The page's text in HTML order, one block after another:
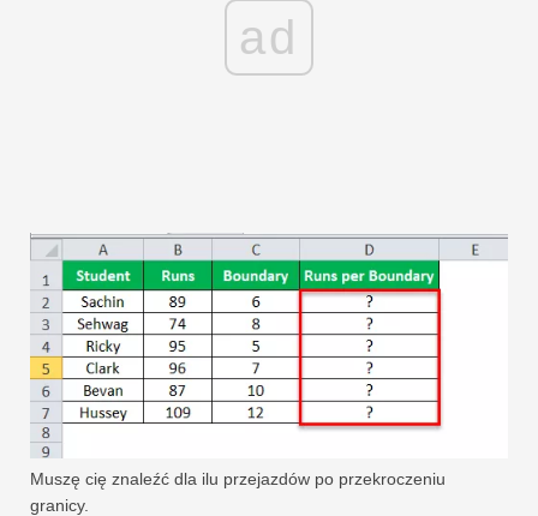
ad
Muszę cię znaleźć dla ilu przejazdów po przekroczeniu
granicy.